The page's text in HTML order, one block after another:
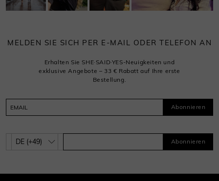
MELDEN SIE SICH PER E-MAIL ODER TELEFON AN
Erhalten Sie SHE·SAID·YES-Neuigkeiten und
exklusive Angebote – 33 € Rabatt auf Ihre erste
Bestellung.
Abonnieren
Abonnieren